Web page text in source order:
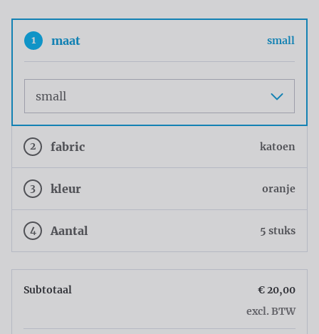
1 maat small
2 fabric katoen
3 kleur oranje
4 Aantal 5 stuks
Subtotaal
€ 20,00
excl. BTW